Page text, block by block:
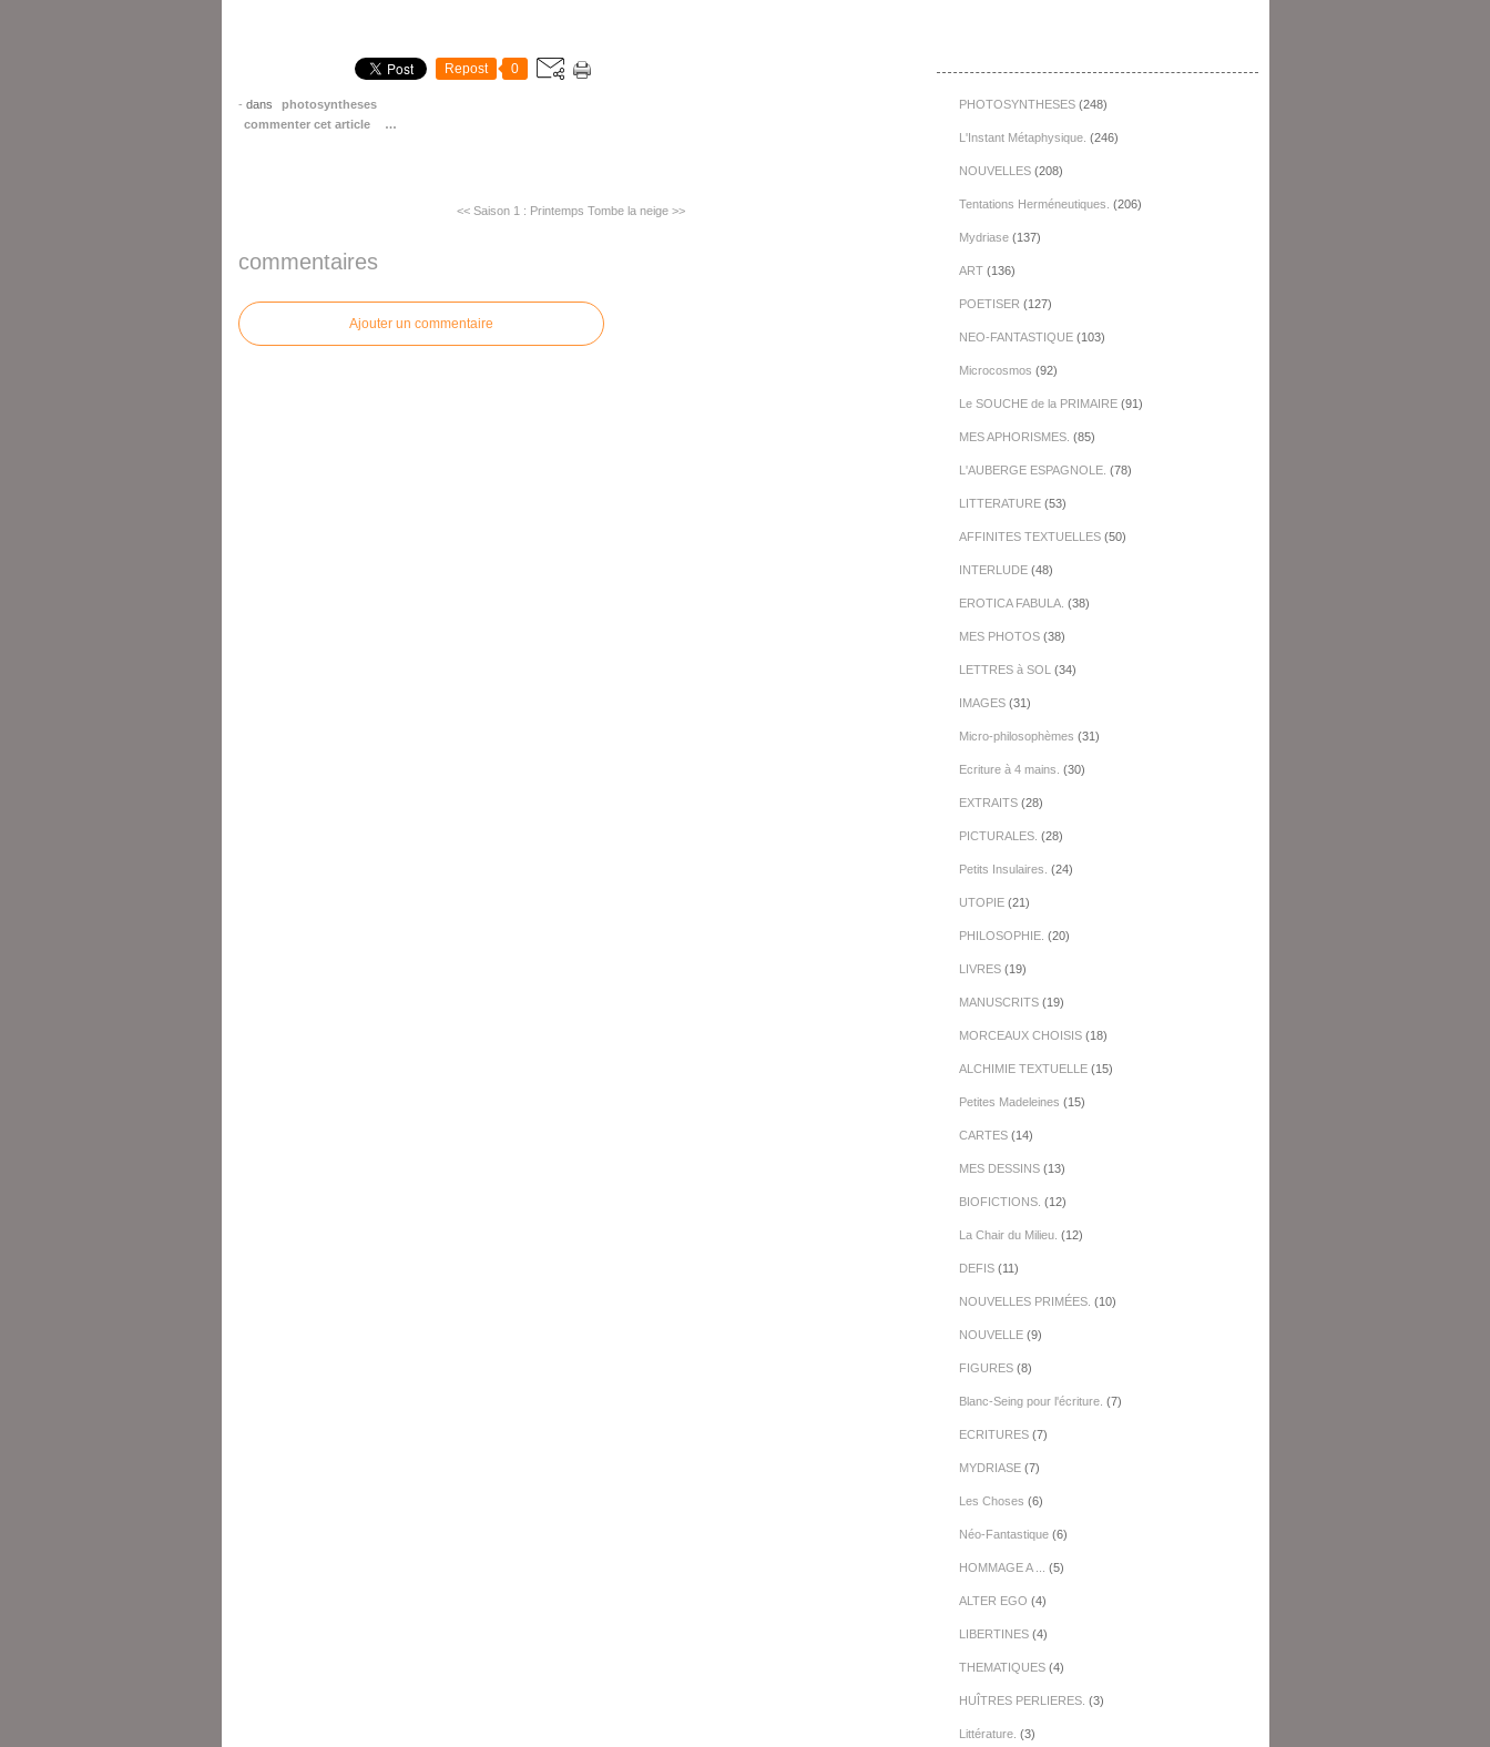
Repost 0
- dans
photosyntheses
commenter cet article
…
<< Saison 1 : Printemps Tombe la neige >>
commentaires
Ajouter un commentaire
PHOTOSYNTHESES(248)
L'Instant Métaphysique. (246)
NOUVELLES(208)
Tentations Herméneutiques. (206)
Mydriase(137)
ART(136)
POETISER (127)
NEO-FANTASTIQUE(103)
Microcosmos (92)
Le SOUCHE de la PRIMAIRE(91)
MES APHORISMES. (85)
L'AUBERGE ESPAGNOLE. (78)
LITTERATURE(53)
AFFINITES TEXTUELLES(50)
INTERLUDE(48)
EROTICA FABULA. (38)
MES PHOTOS(38)
LETTRES à SOL (34)
IMAGES(31)
Micro-philosophèmes (31)
Ecriture à 4 mains. (30)
EXTRAITS(28)
PICTURALES. (28)
Petits Insulaires. (24)
UTOPIE(21)
PHILOSOPHIE. (20)
LIVRES(19)
MANUSCRITS(19)
MORCEAUX CHOISIS(18)
ALCHIMIE TEXTUELLE(15)
Petites Madeleines (15)
CARTES(14)
MES DESSINS(13)
BIOFICTIONS. (12)
La Chair du Milieu. (12)
DEFIS(11)
NOUVELLES PRIMÉES. (10)
NOUVELLE(9)
FIGURES(8)
Blanc-Seing pour l'écriture. (7)
ECRITURES(7)
MYDRIASE(7)
Les Choses (6)
Néo-Fantastique(6)
HOMMAGE A ... (5)
ALTER EGO (4)
LIBERTINES(4)
THEMATIQUES(4)
HUÎTRES PERLIERES. (3)
Littérature. (3)